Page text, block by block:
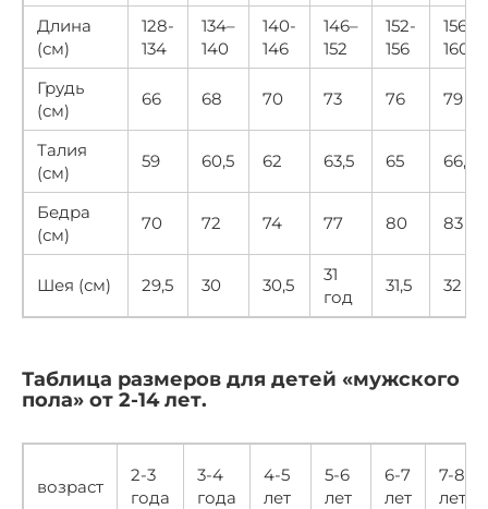
Длина
(см)
128-
134
134–
140
140-
146
146–
152
152-
156
156–
160
Грудь
(см)
66 68 70 73 76 79
Талия
(см)
59 60,5 62 63,5 65 66,5
Бедра
(см)
70 72 74 77 80 83
Шея (см) 29,5 30 30,5
31
год
31,5 32
Таблица размеров для детей «мужского
пола» от 2-14 лет.
возраст
2-3
года
3-4
года
4-5
лет
5-6
лет
6-7
лет
7-8
лет